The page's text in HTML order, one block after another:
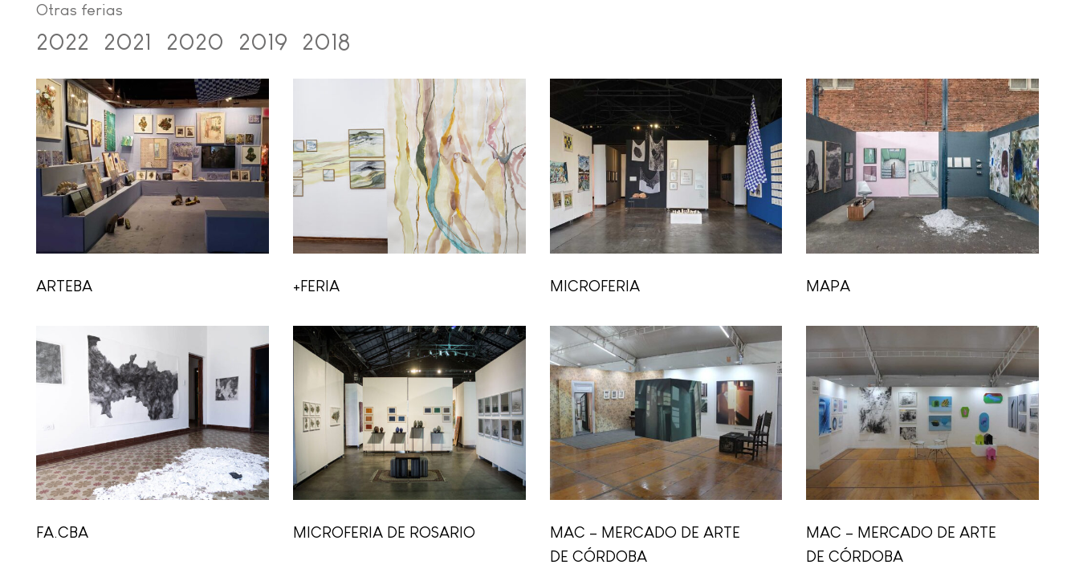
Otras ferias
2022 2021 2020 2019 2018
ARTEBA +FERIA MICROFERIA MAPA
FA.CBA MICROFERIA DE ROSARIO
MAC – MERCADO DE ARTE
DE CÓRDOBA
MAC – MERCADO DE ARTE
DE CÓRDOBA